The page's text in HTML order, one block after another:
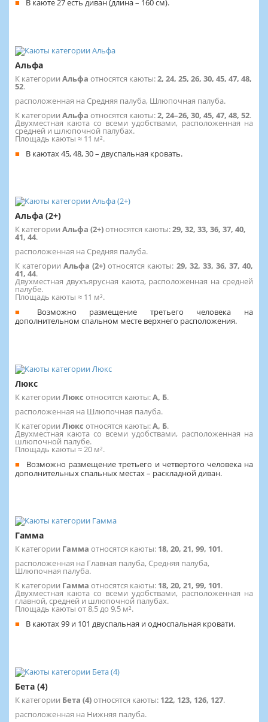
В каюте 27 есть диван (длина – 160 см).
Альфа
К категории Альфа относятся каюты:2, 24, 25, 26, 30, 45, 47, 48,
52.
расположенная на Средняя палуба, Шлюпочная палуба.
К категории Альфа относятся каюты:2, 24–26, 30, 45, 47, 48, 52.
Двухместная каюта со всеми удобствами, расположенная на
средней и шлюпочной палубах.
Площадь каюты ≈ 11 м².
В каютах 45, 48, 30 – двуспальная кровать.
Альфа (2+)
К категории Альфа (2+)относятся каюты:29, 32, 33, 36, 37, 40,
41, 44.
расположенная на Средняя палуба.
К категорииАльфа (2+) относятся каюты: 29, 32, 33, 36, 37, 40,
41, 44.
Двухместная двухъярусная каюта, расположенная на средней
палубе.
Площадь каюты ≈ 11 м².
Возможно размещение третьего человека на
дополнительном спальном месте верхнего расположения.
Люкс
К категории Люкс относятся каюты:А, Б.
расположенная на Шлюпочная палуба.
К категории Люкс относятся каюты:А, Б.
Двухместная каюта со всеми удобствами, расположенная на
шлюпочной палубе.
Площадь каюты ≈ 20 м².
Возможно размещение третьего и четвертого человека на
дополнительных спальных местах – раскладной диван.
Гамма
К категории Гамма относятся каюты: 18, 20, 21, 99, 101.
расположенная на Главная палуба, Средняя палуба,
Шлюпочная палуба.
К категории Гамма относятся каюты: 18, 20, 21, 99, 101.
Двухместная каюта со всеми удобствами, расположенная на
главной, средней и шлюпочной палубах.
Площадь каюты от 8,5 до 9,5 м².
В каютах 99 и 101 двуспальная и односпальная кровати.
Бета (4)
К категории Бета (4)относятся каюты: 122, 123, 126, 127.
расположенная на Нижняя палуба.